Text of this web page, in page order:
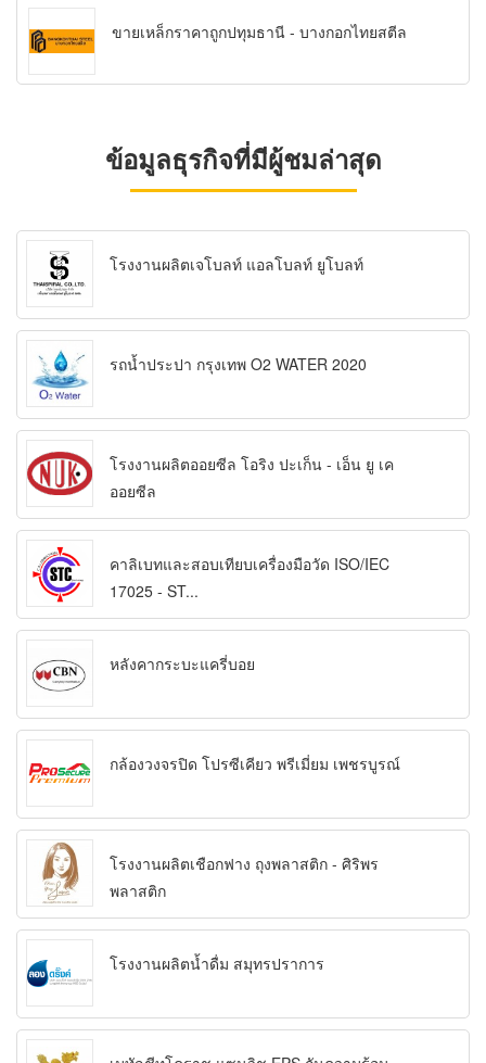
ขายเหล็กราคาถูกปทุมธานี - บางกอกไทยสตีล
ข้อมูลธุรกิจที่มีผู้ชมล่าสุด
โรงงานผลิตเจโบลท์ แอลโบลท์ ยูโบลท์
รถน้ำประปา กรุงเทพ O2 WATER 2020
โรงงานผลิตออยซีล โอริง ปะเก็น - เอ็น ยู เค
ออยซีล
คาลิเบทและสอบเทียบเครื่องมือวัด ISO/IEC
17025 - ST...
หลังคากระบะแครี่บอย
กล้องวงจรปิด โปรซีเคียว พรีเมี่ยม เพชรบูรณ์
โรงงานผลิตเชือกฟาง ถุงพลาสติก - ศิริพร
พลาสติก
โรงงานผลิตน้ำดื่ม สมุทรปราการ